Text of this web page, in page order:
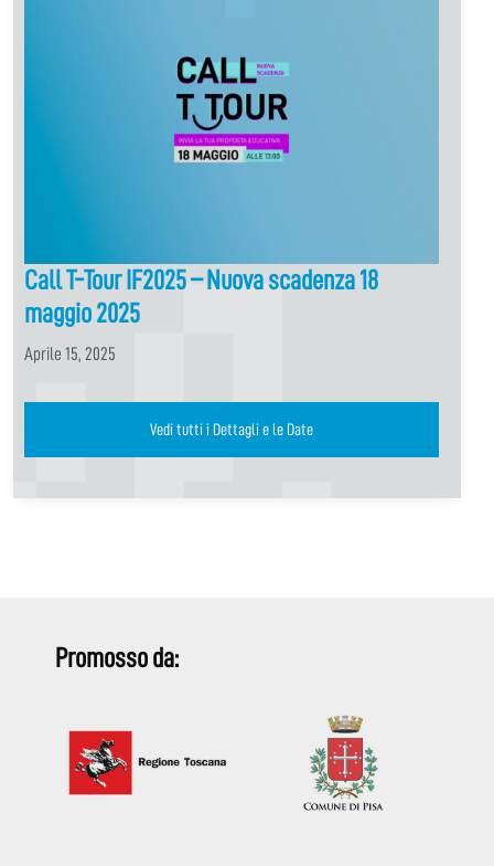
Call T-Tour IF2025 – Nuova scadenza 18
maggio 2025
Aprile 15, 2025
Vedi tutti i Dettagli e le Date
Promosso da: